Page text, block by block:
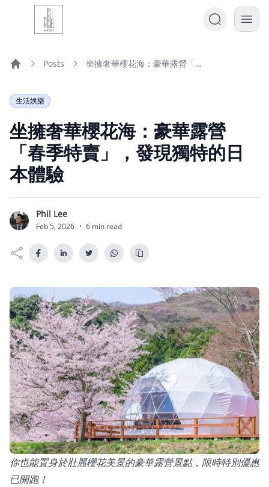
Posts 坐擁奢華櫻花海：豪華露營「春季特賣」，發現獨特的日本體驗
生活娛樂
坐擁奢華櫻花海：豪華露營
「春季特賣」，發現獨特的日
本體驗
P Phil Lee
Feb 5, 2026 · 6 min read
你也能置身於壯麗櫻花美景的豪華露營景點，限時特別優惠
已開跑！